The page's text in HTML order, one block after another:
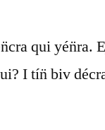
qui yén̈ra.
I tín̈ biv